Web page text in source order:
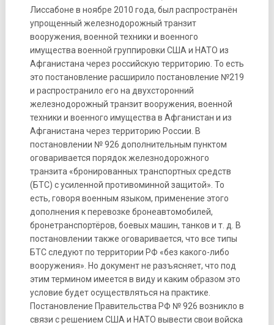
Лиссабоне в ноябре 2010 года, был распространён
упрощенный железнодорожный транзит
вооружения, военной техники и военного
имущества военной группировки США и НАТО из
Афганистана через российскую территорию. То есть
это постановление расширило постановление №219
и распространило его на двухсторонний
железнодорожный транзит вооружения, военной
техники и военного имущества в Афганистан и из
Афганистана через территорию России. В
постановлении № 926 дополнительным пунктом
оговаривается порядок железнодорожного
транзита «бронированных транспортных средств
(БТС) с усиленной противоминной защитой». То
есть, говоря военным языком, применение этого
дополнения к перевозке бронеавтомобилей,
бронетранспортёров, боевых машин, танков и т. д. В
постановлении также оговаривается, что все типы
БТС следуют по территории РФ «без какого-либо
вооружения». Но документ не разъясняет, что под
этим термином имеется в виду и каким образом это
условие будет осуществляться на практике.
Постановление Правительства РФ № 926 возникло в
связи с решением США и НАТО вывести свои войска